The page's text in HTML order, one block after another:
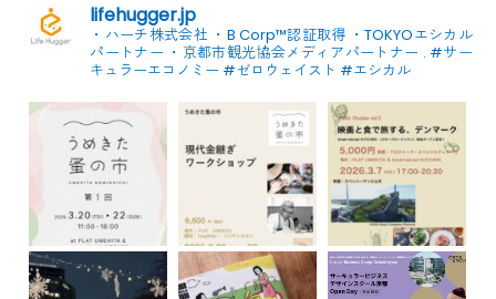
lifehugger.jp
・ハーチ株式会社 ・B Corp™認証取得 ・TOKYOエシカル
パートナー ・京都市観光協会メディアパートナー . #サー
キュラーエコノミー #ゼロウェイスト #エシカル